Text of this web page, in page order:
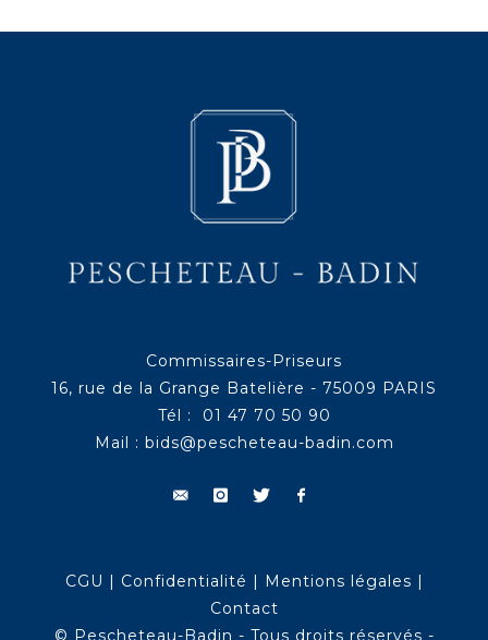
Commissaires-Priseurs
16, rue de la Grange Batelière - 75009 PARIS
Tél : 01 47 70 50 90
Mail : bids@pescheteau-badin.com
CGU | Confidentialité | Mentions légales |
Contact
© Pescheteau-Badin - Tous droits réservés -